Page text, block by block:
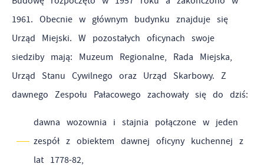
1961. Obecnie w głównym budynku znajduje się
Urząd Miejski. W
pozostałych oficynach swoje
siedziby mają: Muzeum Regionalne, Rada Miejska,
Urząd Stanu Cywilnego oraz Urząd Skarbowy. Z
dawnego Zespołu Pałacowego zachowały się do dziś:
dawna wozownia i stajnia połączone w jeden
zespół z obiektem dawnej oficyny kuchennej z
lat 1778-82,